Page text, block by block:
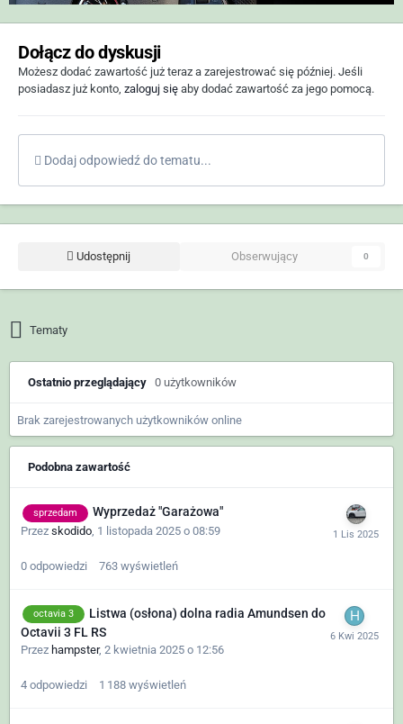
Dołącz do dyskusji
Możesz dodać zawartość już teraz a zarejestrować się później. Jeśli
posiadasz już konto, zaloguj się aby dodać zawartość za jego pomocą.
Dodaj odpowiedź do tematu...
Udostępnij Obserwujący 0
Tematy
Ostatnio przeglądający 0 użytkowników
Brak zarejestrowanych użytkowników online
Podobna zawartość
sprzedam Wyprzedaż "Garażowa"
Przez skodido 1 listopada 2025 o 08:59
0 odpowiedzi 763 wyświetleń
octavia 3
Listwa (osłona) dolna radia Amundsen do
Octavii 3 FL RS
Przez hampster, 2 kwietnia 2025 o 12:56
4 odpowiedzi 1 188 wyświetleń